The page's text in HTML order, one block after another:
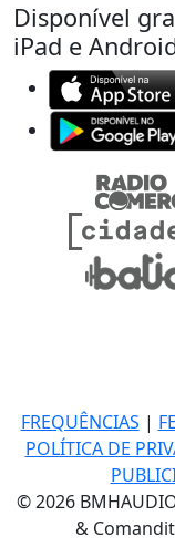
Disponível
iPad e
FREQUÊNCIAS |
POLÍTICA DE
© 2026
&